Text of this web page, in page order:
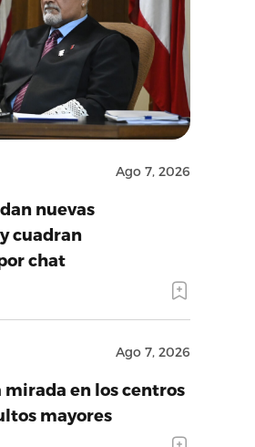
Ago 7, 2026
nuevas
cuadran
chat
Ago 7, 2026
mirada en los centros
mayores